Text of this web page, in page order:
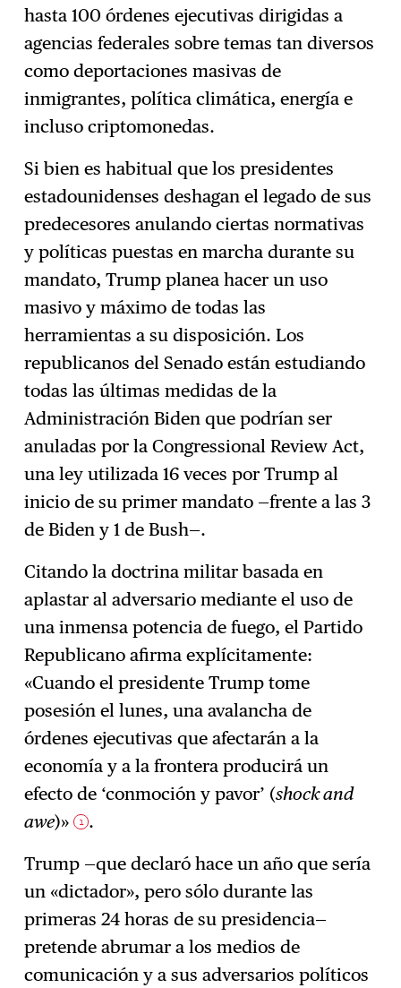
hasta 100 órdenes ejecutivas dirigidas a
agencias federales sobre temas tan diversos
como deportaciones masivas de
inmigrantes, política climática, energía e
incluso criptomonedas.
Si bien es habitual que los presidentes
estadounidenses deshagan el legado de sus
predecesores anulando ciertas normativas
y políticas puestas en marcha durante su
mandato, Trump planea hacer un uso
masivo y máximo de todas las
herramientas a su disposición. Los
republicanos del Senado están estudiando
todas las últimas medidas de la
Administración Biden que podrían ser
anuladas por la Congressional Review Act,
una ley utilizada 16 veces por Trump al
inicio de su primer mandato —frente a las 3
de Biden y 1 de Bush—.
Citando la doctrina militar basada en
aplastar al adversario mediante el uso de
una inmensa potencia de fuego, el Partido
Republicano afirma explícitamente:
«Cuando el presidente Trump tome
posesión el lunes, una avalancha de
órdenes ejecutivas que afectarán a la
economía y a la frontera producirá un
efecto de ‘conmoción y pavor’ (shock and
awe)» 1 .
Trump —que declaró hace un año que sería
un «dictador», pero sólo durante las
primeras 24 horas de su presidencia—
pretende abrumar a los medios de
comunicación y a sus adversarios políticos